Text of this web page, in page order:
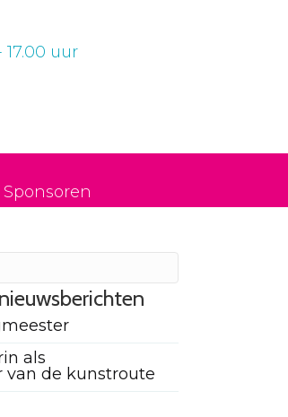
uur
Sponsoren
als
van de kunstroute